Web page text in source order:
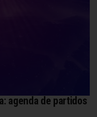
agenda de partidos